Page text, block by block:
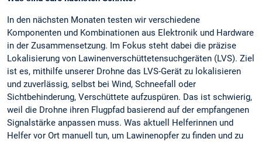
In den nächsten Monaten testen wir verschiedene
Komponenten und Kombinationen aus Elektronik und Hardware
in der Zusammensetzung. Im Fokus steht dabei die präzise
Lokalisierung von Lawinenverschüttetensuchgeräten (LVS). Ziel
ist es, mithilfe unserer Drohne das LVS-Gerät zu lokalisieren
und zuverlässig, selbst bei Wind, Schneefall oder
Sichtbehinderung, Verschüttete aufzuspüren. Das ist schwierig,
weil die Drohne ihren Flugpfad basierend auf der empfangenen
Signalstärke anpassen muss. Was aktuell Helferinnen und
Helfer vor Ort manuell tun, um Lawinenopfer zu finden und zu